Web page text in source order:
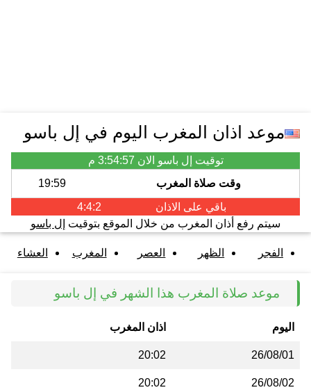
موعد اذان المغرب اليوم في إل باسو
توقيت إل باسو الان 3:54:57 م
وقت صلاة المغرب
19:59
باقي على الاذان
4:4:2
سيتم رفع أذان المغرب من خلال الموقع بتوقيت إل باسو
الفجر الظهر العصر المغرب العشاء
موعد صلاة المغرب هذا الشهر في إل باسو
اليوم اذان المغرب
26/08/01
20:02
26/08/02
20:02